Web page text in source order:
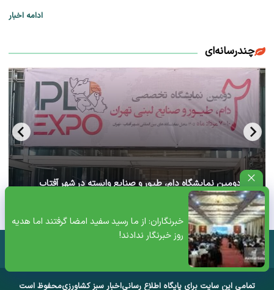
خبرنگاران: از ما رسید سفید امضا گرفتند اما هدیه
روز خبرنگار ندادند!
ادامه اخبار
چندرسانه‌ای
آغاز دومین نمایشگاه دام، طیور و صنایع وابسته در شهر آفتاب
تهران+ ویدئو
تمامی این سایت برای پایگاه اطلاع رسانیاخبار سبز کشاورزیمحفوظ است